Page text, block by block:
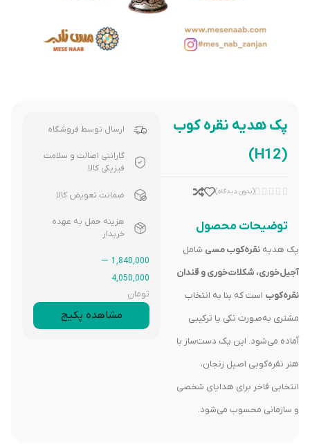
پک هدیه نقره کوب
(H12)




(بدون دیدگاه)
توضیحات محصول
پک هدیه نقره‌کوب مسی شامل
آجیل‌خوری، شکلات‌خوری و قندان
نقره‌کوب است که بنا به انتخاب
مشتری به‌صورت تکی یا ترکیبی
آماده می‌شود. این پک دست‌ساز با
هنر نقره‌کوبی اصیل زنجان،
انتخابی فاخر برای هدایای شخصی
و سازمانی محسوب می‌شود.
ارسال توسط فروشگاه
گارانتی اصالت و سلامت
فیزیکی کالا
ضمانت تعویض کالا
هزینه حمل به عهده
خریدار
1,840,000
–
4,050,000
تومان
مشاهده پکیج